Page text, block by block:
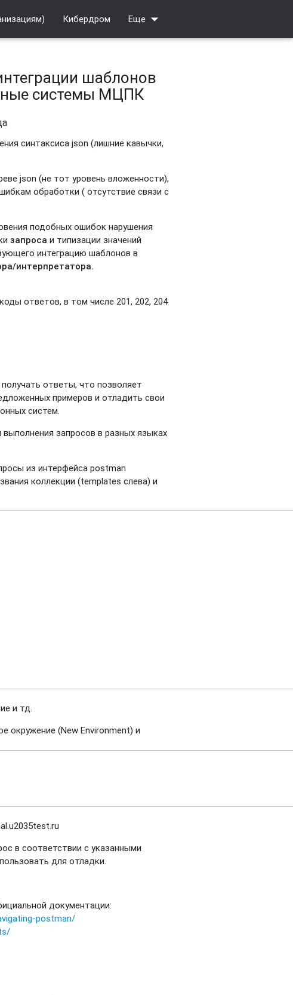
Кибердром Еще arrow_drop_down
шаблонов
системы МЦПК
синтаксиса json (лишние кавычки,
json (не тот уровень вложенности),
обработки ( отсутствие связи с
подобных ошибок нарушения
запроса и типизации значений
интеграцию шаблонов в
интерпретатора.
ответов, в том числе 201, 202, 204
ответы, что позволяет
примеров и отладить свои
систем.
запросов в разных языках
из интерфейса postman
коллекции (templates слева) и
и тд.
окружение (New Environment) и
в соответствии с указанными
для отладки.
документации:
postman/